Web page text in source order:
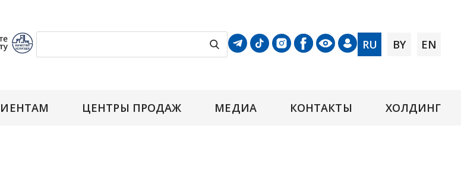
RU BY EN
ЦЕНТРЫ ПРОДАЖ МЕДИА КОНТАКТЫ ХОЛДИНГ